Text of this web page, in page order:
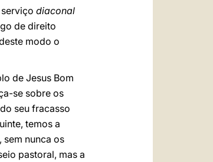
diaconal
de direito
modo o
de Jesus Bom
se sobre os
seu fracasso
temos a
sem nunca os
pastoral, mas a